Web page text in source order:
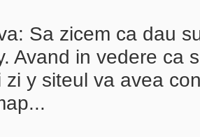
Sa zicem ca dau
Avand in vedere ca
zi y siteul va avea